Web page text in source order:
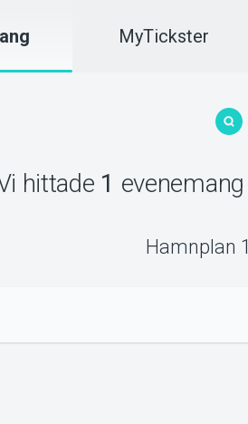
MyTickster
hittade 1 evenemang
Hamnplan 1